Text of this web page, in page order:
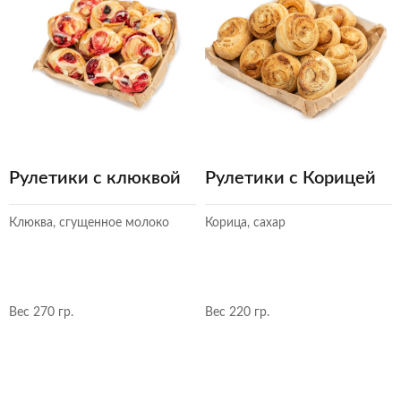
Рулетики с клюквой
Клюква, сгущенное молоко
Вес 270 гр.
Рулетики с Корицей
Корица, сахар
Вес 220 гр.